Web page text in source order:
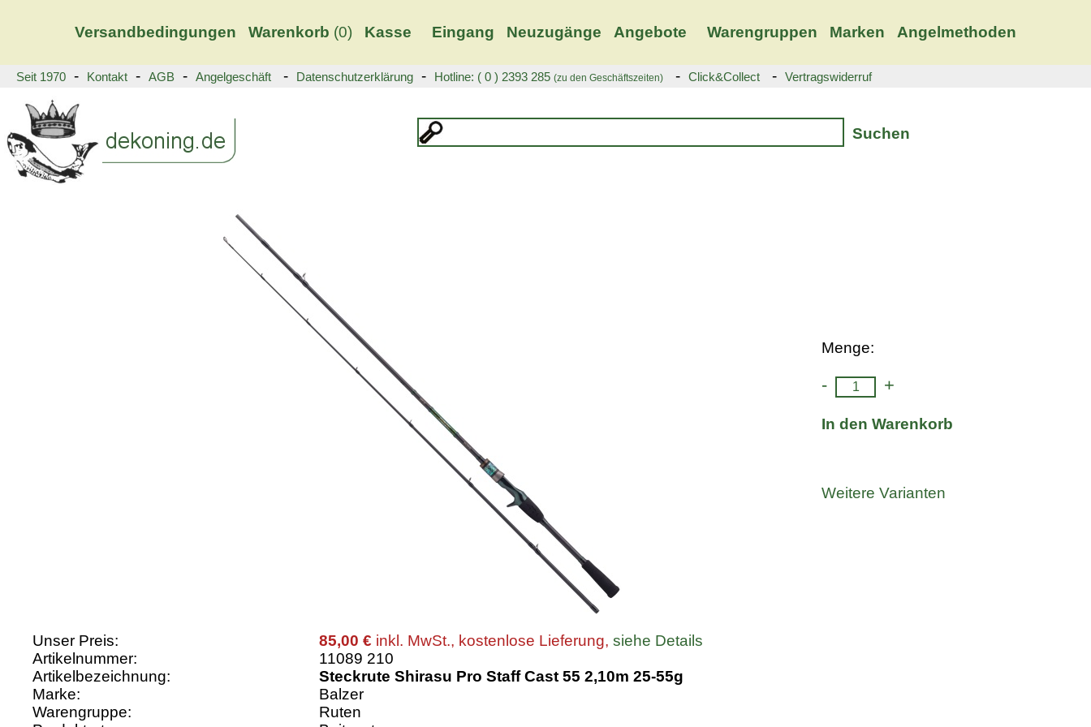
Versandbedingungen Warenkorb (0) Kasse Eingang Neuzugänge Angebote Warengruppen Marken Angelmethoden
Seit 1970 - Kontakt - AGB - Angelgeschäft - Datenschutzerklärung - Hotline: ( 0 ) 2393 285 (zu den Geschäftszeiten) - Click&Collect - Vertragswiderruf
Suchen
Menge:
- +
In den Warenkorb
Weitere Varianten
Unser Preis: 85,00 € inkl. MwSt., kostenlose Lieferung, siehe Details
Artikelnummer:
11089 210
Artikelbezeichnung:
Steckrute Shirasu Pro Staff Cast 55 2,10m 25-55g
Marke:
Balzer
Warengruppe:
Ruten